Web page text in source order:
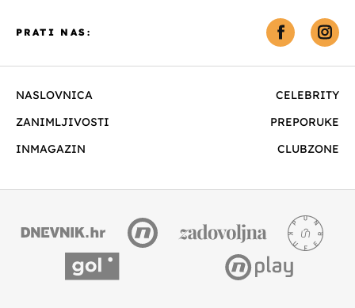
NASLOVNICA
CELEBRITY
ZANIMLJIVOSTI
PREPORUKE
INMAGAZIN
CLUBZONE
PRATI NAS: